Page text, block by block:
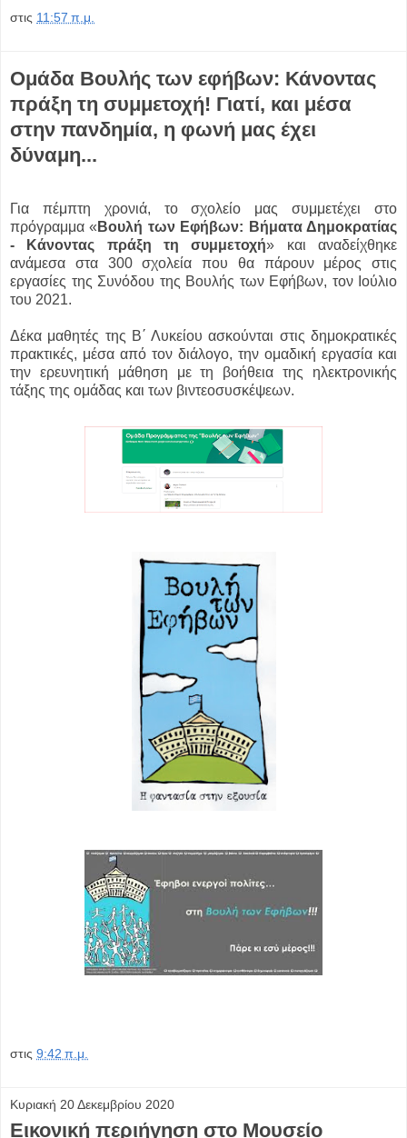
στις 11:57 π.μ.
Ομάδα Βουλής των εφήβων: Κάνοντας
πράξη τη συμμετοχή! Γιατί, και μέσα
στην πανδημία, η φωνή μας έχει
δύναμη...
Για πέμπτη χρονιά, το σχολείο μας συμμετέχει στο
πρόγραμμα « Βουλή των Εφήβων: Βήματα Δημοκρατίας
- Κάνοντας πράξη τη συμμετοχή» και αναδείχθηκε
ανάμεσα στα 300 σχολεία που θα πάρουν μέρος στις
εργασίες της Συνόδου της Βουλής των Εφήβων, τον Ιούλιο
του 2021.
Δέκα μαθητές της Β΄ Λυκείου ασκούνται στις δημοκρατικές
πρακτικές, μέσα από τον διάλογο, την ομαδική εργασία και
την ερευνητική μάθηση με τη βοήθεια της ηλεκτρονικής
τάξης της ομάδας και των βιντεοσυσκέψεων.
στις 9:42 π.μ.
Κυριακή 20 Δεκεμβρίου 2020
Εικονική περιήγηση στο Μουσείο